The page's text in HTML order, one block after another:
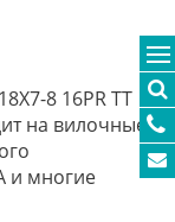
8 16PR TT
на вилочные
и многие